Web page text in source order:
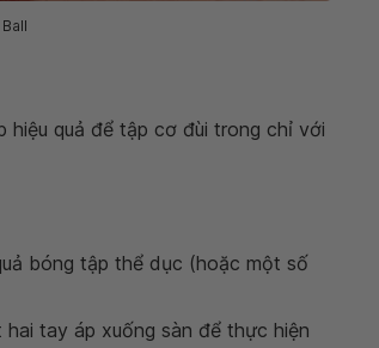
hiệu quả để tập cơ đùi trong chỉ với
bóng tập thể dục (hoặc một số
tay áp xuống sàn để thực hiện